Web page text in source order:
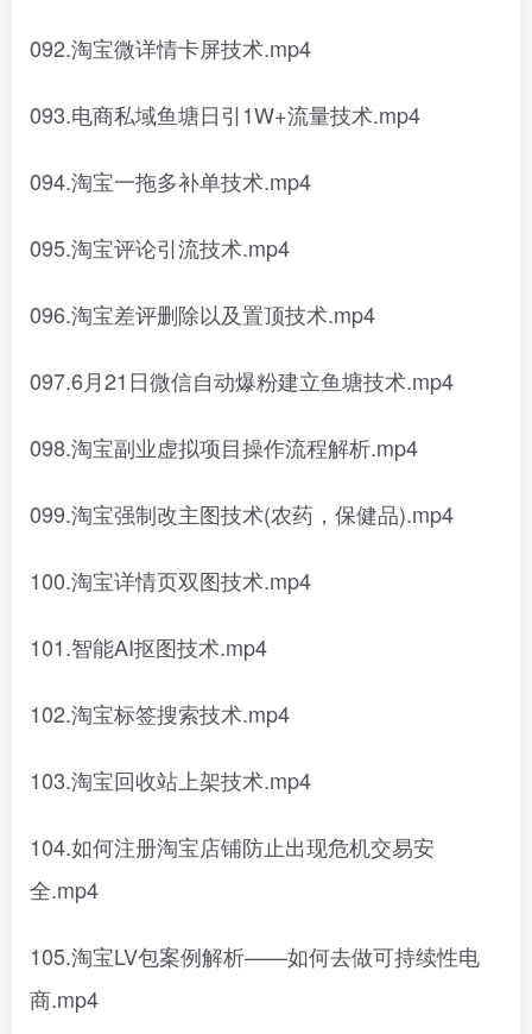
092.淘宝微详情卡屏技术.mp4
093.电商私域鱼塘日引1W+流量技术.mp4
094.淘宝一拖多补单技术.mp4
095.淘宝评论引流技术.mp4
096.淘宝差评删除以及置顶技术.mp4
097.6月21日微信自动爆粉建立鱼塘技术.mp4
098.淘宝副业虚拟项目操作流程解析.mp4
099.淘宝强制改主图技术(农药，保健品).mp4
100.淘宝详情页双图技术.mp4
101.智能AI抠图技术.mp4
102.淘宝标签搜索技术.mp4
103.淘宝回收站上架技术.mp4
104.如何注册淘宝店铺防止出现危机交易安
全.mp4
105.淘宝LV包案例解析——如何去做可持续性电
商.mp4